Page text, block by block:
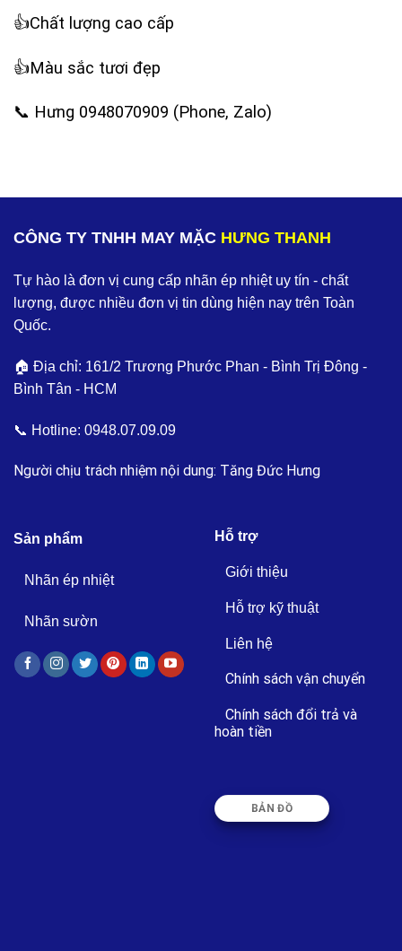
‪👍Chất lượng cao cấp
‪👍Màu sắc tươi đẹp
‪📞 Hưng 0948070909 (Phone, Zalo)
CÔNG TY TNHH MAY MẶC HƯNG THANH
Tự hào là đơn vị cung cấp nhãn ép nhiệt uy tín - chất
lượng, được nhiều đơn vị tin dùng hiện nay trên Toàn
Quốc.
🏠 Địa chỉ: 161/2 Trương Phước Phan - Bình Trị Đông -
Bình Tân - HCM
📞 Hotline: 0948.07.09.09
Người chịu trách nhiệm nội dung: Tăng Đức Hưng
Sản phẩm
Nhãn ép nhiệt
Nhãn sườn
Hỗ trợ
Giới thiệu
Hỗ trợ kỹ thuật
Liên hệ
Chính sách vận chuyển
Chính sách đổi trả và
hoàn tiền
BẢN ĐỒ